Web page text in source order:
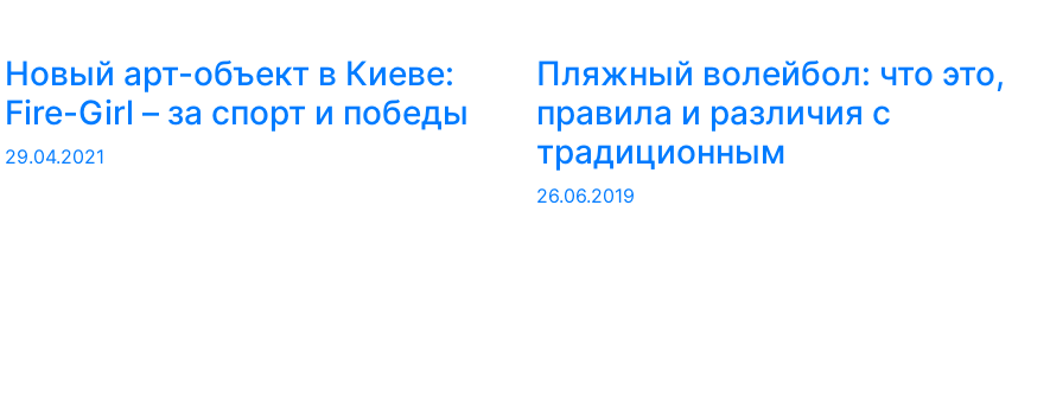
Новый арт-объект в Киеве:
Fire-Girl – за спорт и победы
29.04.2021
Пляжный волейбол: что это,
правила и различия с
традиционным
26.06.2019